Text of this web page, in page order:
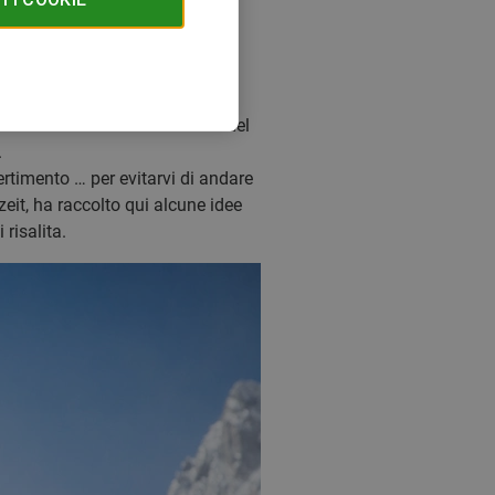
si avvicina l’occasione del
… per evitarvi di andare
ha raccolto qui alcune idee
risalita.